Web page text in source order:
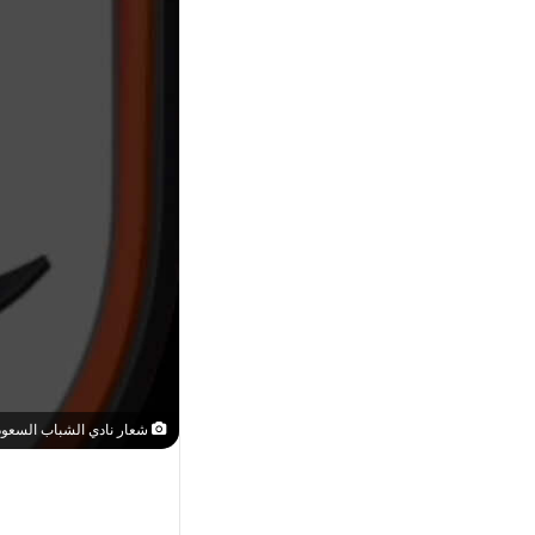
شعار نادي الشباب